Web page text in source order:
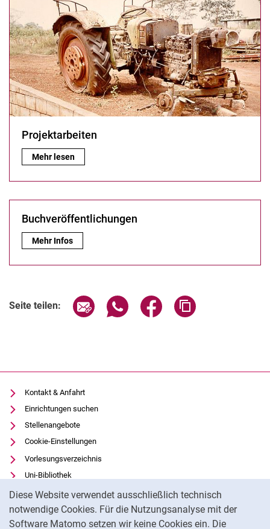
Diese Website verwendet ausschließlich technisch
notwendige Cookies. Für die Nutzungsanalyse mit der
Software Matomo setzen wir keine Cookies ein. Die
Projektarbeiten
Projektarbeiten:
Mehr lesen
Buchveröffentlichungen
Buchveröffentlichungen:
Mehr Infos
Seite teilen: Seite über E-Mail teilen
Seite über WhatsApp teilen
Seite über Facebook
Kontakt & Anfahrt
Einrichtungen suchen
Stellenangebote
Cookie-Einstellungen
Vorlesungsverzeichnis
Uni-Bibliothek
Moodle
Panopto
Datenschutz